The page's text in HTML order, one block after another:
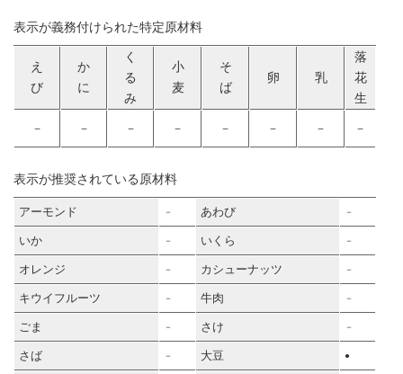
表示が義務付けられた特定原材料
え
び
か
に
く
る
み
小
麦
そ
ば
卵 乳
落
花
生
－ － － － － － － －
表示が推奨されている原材料
アーモンド － あわび －
いか － いくら －
オレンジ － カシューナッツ －
キウイフルーツ － 牛肉 －
ごま － さけ －
さば － 大豆 ●